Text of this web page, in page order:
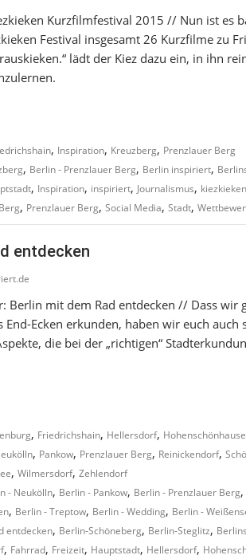
Kurzfilmfestival 2015 // Nun ist es
Festival insgesamt 26 Kurzfilme zu
rauskieken.“ lädt der Kiez dazu ein, in ihn
, Inspiration, Kreuzberg, Prenzlauer Berg
, Berlin - Prenzlauer Berg, Berlin inspiriert,
, Inspiration, inspiriert, Journalismus, kiezkieken
, Prenzlauer Berg, Social Media, Stadt,
entdecken
Berlin mit dem Rad entdecken // Dass wir
Ecken erkunden, haben wir euch auch
die bei der „richtigen“
, Friedrichshain, Hellersdorf,
, Pankow, Prenzlauer Berg, Reinickendorf,
, Wilmersdorf, Zehlendorf
- Neukölln, Berlin - Pankow, Berlin - Prenzlauer Berg,
, Berlin - Treptow, Berlin - Wedding, Berlin -
entdecken, Berlin-Schöneberg, Berlin-Steglitz,
, Fahrrad, Freizeit, Hauptstadt, Hellersdorf,